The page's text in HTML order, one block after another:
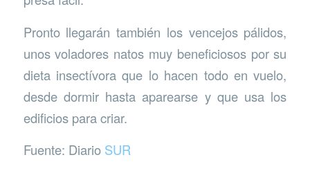
Pronto llegarán también los vencejos pálidos,
unos voladores natos muy beneficiosos por su
dieta insectívora que lo hacen todo en vuelo,
desde dormir hasta aparearse y que usa los
edificios para criar.
Fuente: Diario SUR